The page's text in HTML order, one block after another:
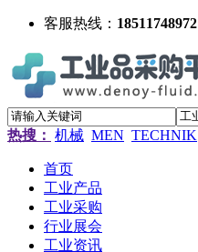
客服热线： 18511748972
热搜： 机械 MEN TECHNIK
首页
工业产品
工业采购
行业展会
工业资讯